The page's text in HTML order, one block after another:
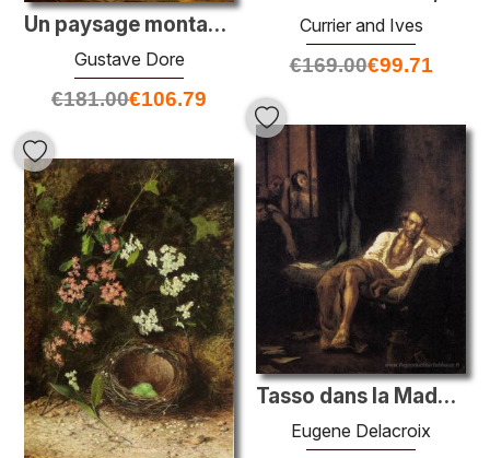
Currier and Ives
€169.00€99.71
Un paysage montagneux avec un ballon
Gustave Dore
€181.00€106.79
Tasso dans la Madhouse
Eugene Delacroix